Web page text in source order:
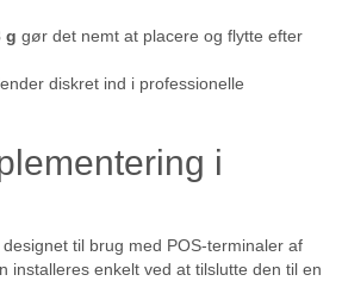
g gør det nemt at placere og flytte efter
diskret ind i professionelle
i
til brug med POS-terminaler af
installeres enkelt ved at tilslutte den til en